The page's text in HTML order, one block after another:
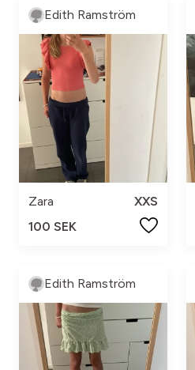
Edith Ramström
Zara
XXS
100 SEK
Edith Ramström